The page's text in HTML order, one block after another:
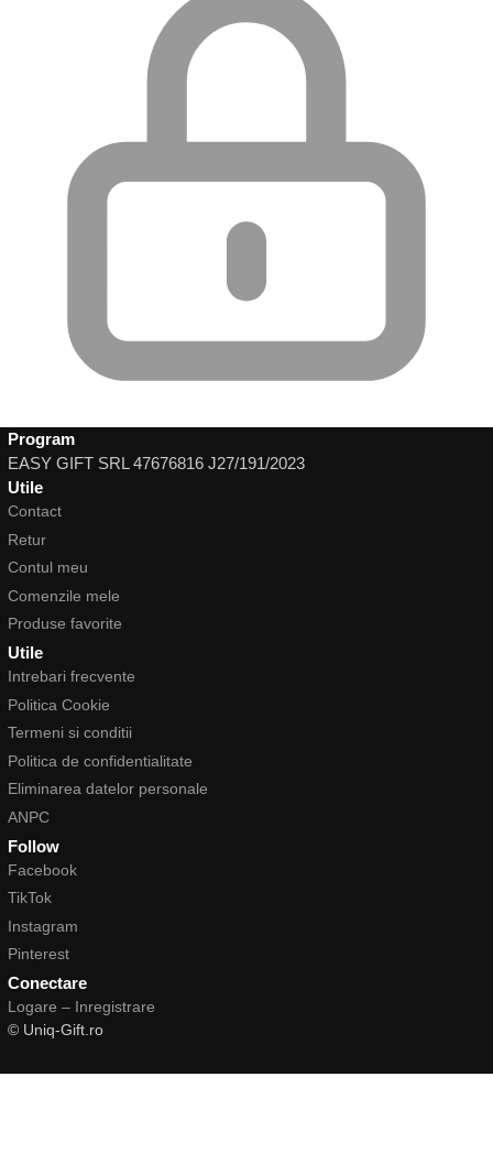
Program
EASY GIFT SRL 47676816 J27/191/2023
Utile
Contact
Retur
Contul meu
Comenzile mele
Produse favorite
Utile
Intrebari frecvente
Politica Cookie
Termeni si conditii
Politica de confidentialitate
Eliminarea datelor personale
ANPC
Follow
Facebook
TikTok
Instagram
Pinterest
Conectare
Logare – Inregistrare
© Uniq-Gift.ro